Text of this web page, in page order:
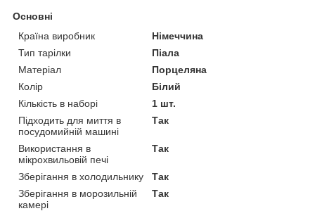
Основні
Країна виробник
Німеччина
Тип тарілки
Піала
Матеріал
Порцеляна
Колір
Білий
Кількість в наборі
1 шт.
Підходить для миття в
посудомийній машині
Так
Використання в
мікрохвильовій печі
Так
Зберігання в холодильнику
Так
Зберігання в морозильній
камері
Так